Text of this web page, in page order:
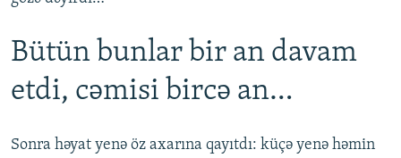
Bütün bunlar bir an davam
etdi, cəmisi bircə an…
Sonra həyat yenə öz axarına qayıtdı: küçə yenə həmin